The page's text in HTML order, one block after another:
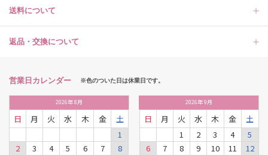
送料について
返品・交換について
営業日カレンダー ※色のついた日は休業日です。
2026年8月
日 月 火 水 木 金
土
1
2
3 4 5 6 7
8
2026年9月
日 月 火 水 木 金
土
1
2 3 4
5
6
7 8 9 10 11
12